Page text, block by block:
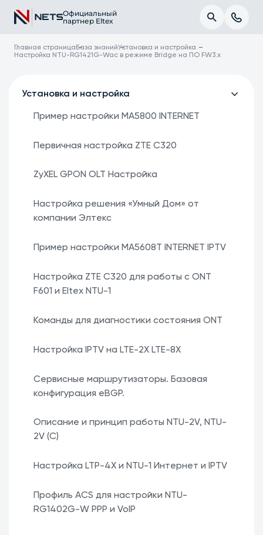
Официальный
партнер Eltex
Главная страница База знанийУстановка и настройка
Настройка NTU-RG1421G-Wac в режиме Bridge на ПО FW3.x
Установка и настройка
Пример настройки MA5800 INTERNET
Первичная настройка ZTE C320
ZyXEL GPON OLT Настройка
Настройка решения «Умный Дом» от
компании Элтекс
Пример настройки MA5608T INTERNET IPTV
Настройка ZTE C320 для работы с ONT
F601 и Eltex NTU-1
Команды для диагностики состояния ONT
Настройка IPTV на LTE-2X LTE-8X
Сервисные маршрутизаторы. Базовая
конфигурация eBGP.
Описание и принцип работы NTU-2V, NTU-
2V (C)
Настройка LTP-4X и NTU-1 Интернет и IPTV
Профиль ACS для настройки NTU-
RG1402G-W РРР и VoIP